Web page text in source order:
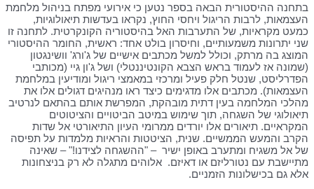
בתחנה ההיסטורית הבאה בספר נטען כי אירועי מפתח בניהול מלחמת
העצמאות, לרבות הריגול ויחסי החוץ, נקראו בעדשות תיאולוגיות,
כמעט מקראיות, של התערבות האל בהיסטוריה הקונקרטית. לתחנה זו
שני יתרונות משמעותיים, וחיסרון בולט אחד: ראשית, החומר ההיסטורי
המוצג בה מרתק, וכולל למשל מכתבים אישיים של ג'ורג' וושינגטון
(שמונה אז לעמוד בראש הצבא הקונטיננטלי) ושל ג'ון גיי (מכותבי
הפדרליסט, שנטל חלק פעיל ומרכזי במאמצי ריגול ומודיעין במלחמת
העצמאות). מכתבים אלו מדגימים כיצד ראו מנהיגים דגולים אלו את
מהלכי המלחמה בעין דתית מובהקת, המפרשת אותם בהתאם לנרטיב
תיאולוגי של השגחה, תוך שימוש במיטב הביטויים והציטוטים
המקראיים. תיאורים אלו יורדים ממרומי העיון התיאורטי אל שדות
הקרב והמעש הממשיים. שנית, הציטטות והראיות מלמדות על תפיסה
של אל משגיח ומתערב באופן ישיר – "ההשגחה לצידנו!" – שאינה
מתיישבת עם נטורליזם או דאיזם. אלוהים מתגלה לא רק בניצחונות
אלא גם בכישלונות הזמניים.